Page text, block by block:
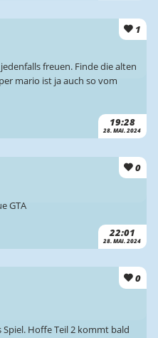
1
19:28
28. MAI. 2024
freuen. Finde die alten
mario ist ja auch so vom
0
22:01
28. MAI. 2024
GTA
0
Hoffe Teil 2 kommt bald